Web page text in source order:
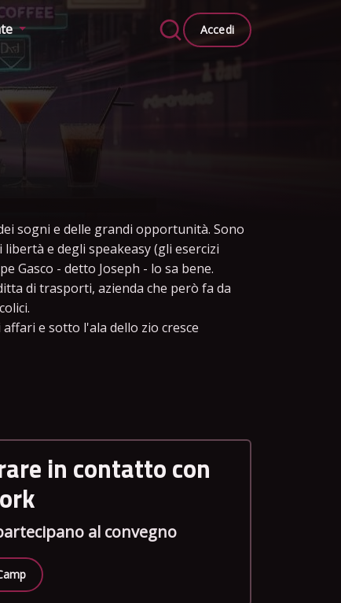
Accedi
dei sogni e delle grandi opportunità. Sono
e degli speakeasy (gli esercizi
Gasco - detto Joseph - lo sa bene.
di trasporti, azienda che però fa da
e sotto l'ala dello zio cresce
in contatto con
al convegno